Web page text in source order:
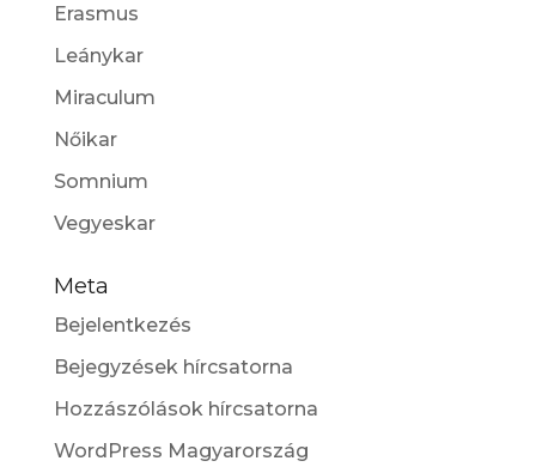
Erasmus
Leánykar
Miraculum
Nőikar
Somnium
Vegyeskar
Meta
Bejelentkezés
Bejegyzések hírcsatorna
Hozzászólások hírcsatorna
WordPress Magyarország